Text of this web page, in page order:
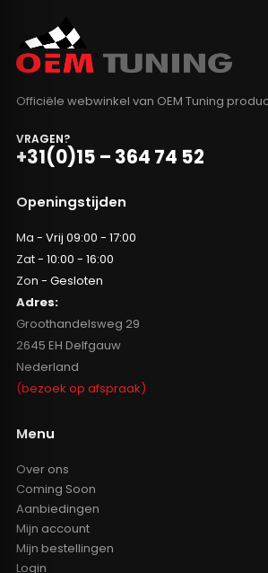
Officiële webwinkel van OEM Tuning
VRAGEN?
+31(0)15 – 364 74 52
Openingstijden
Ma - Vrij 09:00 - 17:00
Zat - 10:00 - 16:00
Zon - Gesloten
Adres:
Groothandelsweg 29
2645 EH Delfgauw
Nederland
(bezoek op afspraak)
Menu
Over ons
Coming Soon
Aanbiedingen
Mijn account
Mijn bestellingen
Login